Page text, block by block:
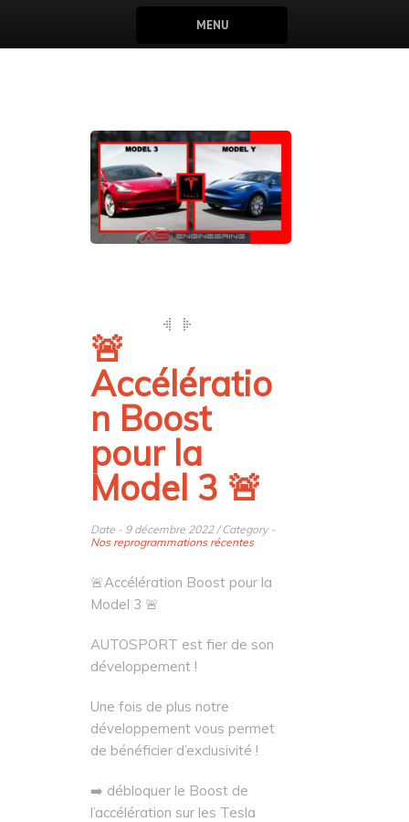
MENU
🚨
Accélératio
n Boost
pour la
Model 3 🚨
Date - 9 décembre 2022 / Category -
Nos reprogrammations récentes
🚨Accélération Boost pour la
Model 3 🚨
AUTOSPORT est fier de son
développement !
Une fois de plus notre
développement vous permet
de bénéficier d’exclusivité !
➡️ débloquer le Boost de
l’accélération sur les Tesla